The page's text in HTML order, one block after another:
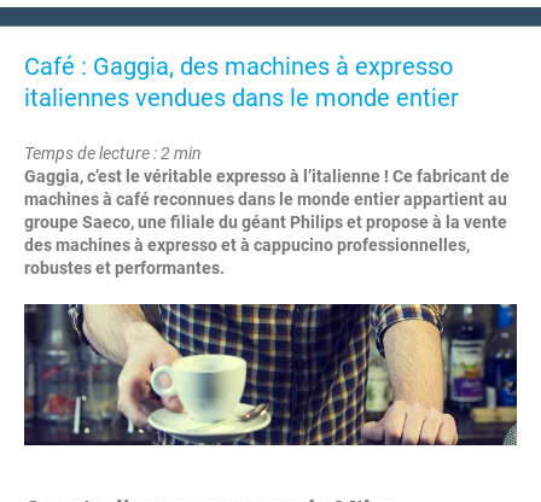
Café : Gaggia, des machines à expresso
italiennes vendues dans le monde entier
Temps de lecture : 2 min
Gaggia, c’est le véritable expresso à l’italienne ! Ce fabricant de
machines à café reconnues dans le monde entier appartient au
groupe Saeco, une filiale du géant Philips et propose à la vente
des machines à expresso et à cappucino professionnelles,
robustes et performantes.